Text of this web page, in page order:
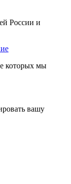
России и
которых мы
вашу